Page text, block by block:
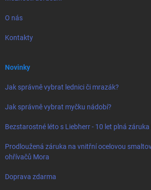
O nás
Kontakty
Novinky
Jak správně vybrat lednici či mrazák?
Jak správně vybrat myčku nádobí?
Bezstarostné léto s Liebherr - 10 let plná
Prodloužená záruka na vnitřní ocelovou
ohřívačů Mora
Doprava zdarma